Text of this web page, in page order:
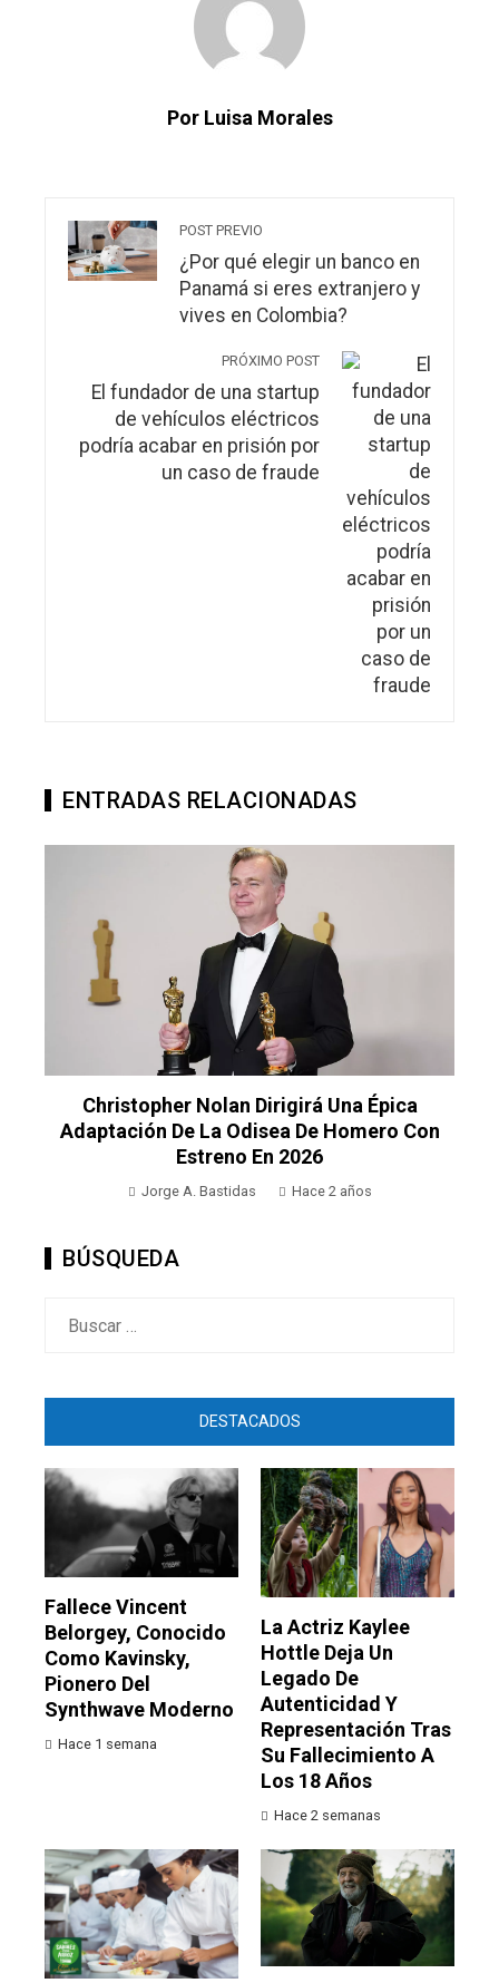
Por Luisa Morales
POST PREVIO
¿Por qué elegir un banco en
Panamá si eres extranjero y
vives en Colombia?
PRÓXIMO POST
El fundador de una startup
de vehículos eléctricos
podría acabar en prisión por
un caso de fraude
ENTRADAS RELACIONADAS
Christopher Nolan Dirigirá Una Épica
Adaptación De La Odisea De Homero Con
Estreno En 2026
Jorge A. Bastidas Hace 2 años
BÚSQUEDA
DESTACADOS
Fallece Vincent
Belorgey, Conocido
Como Kavinsky,
Pionero Del
Synthwave Moderno
Hace 1 semana
La Actriz Kaylee
Hottle Deja Un
Legado De
Autenticidad Y
Representación Tras
Su Fallecimiento A
Los 18 Años
Hace 2 semanas